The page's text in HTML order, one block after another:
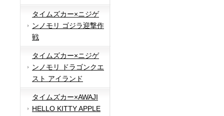
タイムズカー×ニジゲ
ンノモリ ゴジラ迎撃作
戦
タイムズカー×ニジゲ
ンノモリ ドラゴンクエ
スト アイランド
タイムズカー×AWAJI
HELLO KITTY APPLE